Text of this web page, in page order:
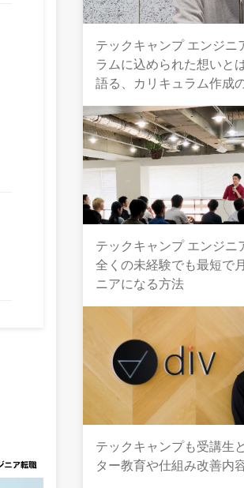
テックキャンプ エンジニ
ラムに込められた想いと
語る、カリキュラム作成
テックキャンプ エンジニ
全くの未経験でも最短で
ニアになる方法
テックキャンプも受講生
ター教育や仕組み改善内